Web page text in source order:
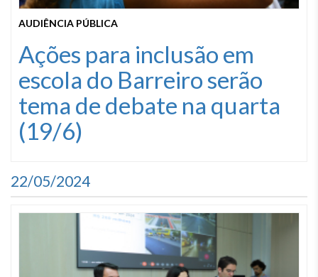
AUDIÊNCIA PÚBLICA
Ações para inclusão em
escola do Barreiro serão
tema de debate na quarta
(19/6)
22/05/2024